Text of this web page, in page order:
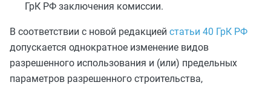
ГрК РФ заключения комиссии.
В соответствии с новой редакцией статьи 40 ГрК РФ
допускается однократное изменение видов
разрешенного использования и (или) предельных
параметров разрешенного строительства,